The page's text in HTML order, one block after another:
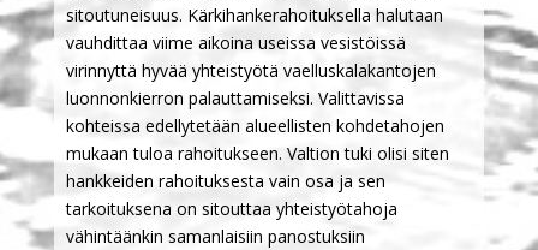
sitoutuneisuus. Kärkihankerahoituksella halutaan
vauhdittaa viime aikoina useissa vesistöissä
virinnyttä hyvää yhteistyötä vaelluskalakantojen
luonnonkierron palauttamiseksi. Valittavissa
kohteissa edellytetään alueellisten kohdetahojen
mukaan tuloa rahoitukseen. Valtion tuki olisi siten
hankkeiden rahoituksesta vain osa ja sen
tarkoituksena on sitouttaa yhteistyötahoja
vähintäänkin samanlaisiin panostuksiin